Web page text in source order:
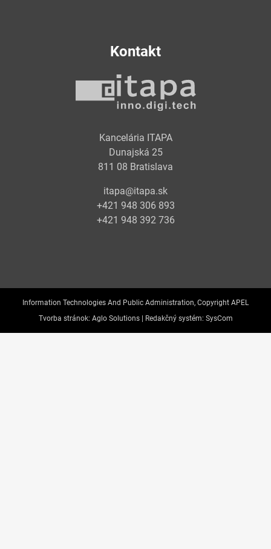
Kontakt
Kancelária ITAPA
Dunajská 25
811 08 Bratislava
itapa@itapa.sk
+421 948 306 893
+421 948 392 736
Information Technologies And Public Administration, Copyright APEL
Tvorba stránok: Aglo Solutions | Redakčný systém: SysCom